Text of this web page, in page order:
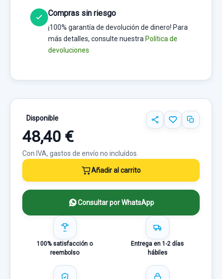
Compras sin riesgo
¡100% garantía de devolución de dinero! Para
más detalles, consulte nuestra Política de
devoluciones
Disponible
48,40 €
Con IVA, gastos de envío no incluídos.
Añadir al carrito
Consultar por WhatsApp
100% satisfacción o
reembolso
Entrega en 1-2 días
hábiles